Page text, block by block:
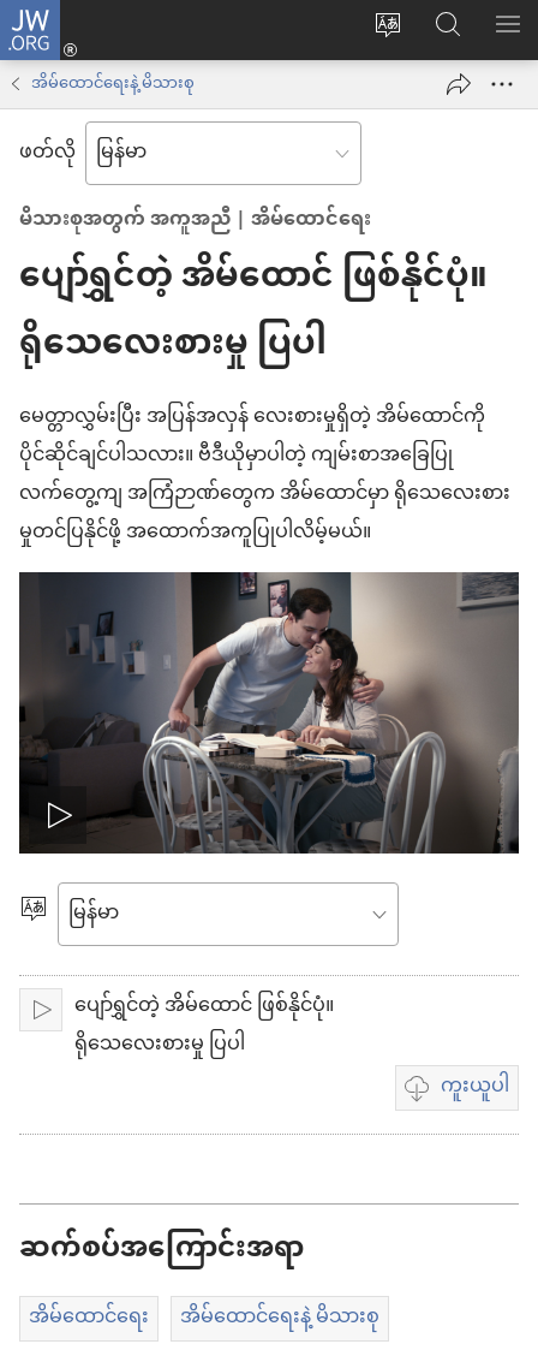
JW.ORG
ဝ
ကို
ပြောင်း
Log
in
အသစ်
ဖွ
င့်
နေ
ပါ
JW.ORG
ရှာ
အိမ်ထောင်ရေးနဲ့ မိသားစု
ဖတ်လို
မိသားစုအတွက် အကူအညီ | အိမ်ထောင်ရေး
ပျော်ရွှင်တဲ့ အိမ်ထောင် ဖြစ်နိုင်ပုံ။
ရိုသေလေးစားမှု ပြပါ
မေတ္တာလွှမ်းပြီး အပြန်အလှန် လေးစားမှုရှိတဲ့ အိမ်ထောင်ကို
ပိုင်ဆိုင်ချင်ပါသလား။ ဗီဒီယိုမှာပါတဲ့ ကျမ်းစာအခြေပြု
လက်တွေ့ကျ အကြံဉာဏ်တွေက အိမ်ထောင်မှာ ရိုသေလေးစား
မှုတင်ပြနိုင်ဖို့ အထောက်အကူပြုပါလိမ့်မယ်။
ဗီ
ဒီ
ယို
ဖွ
င့်
ဘာသာစကား
ရွေးချယ်
ပါ
ဖွင့် ပျော်ရွှင်တဲ့ အိမ်ထောင် ဖြစ်နိုင်ပုံ။
ရိုသေလေးစားမှု ပြပါ
ကူးယူပါ
ဗီဒီယို
ကူး
ဆက်စပ်အကြောင်းအရာ
အိမ်ထောင်ရေး အိမ်ထောင်ရေးနဲ့ မိသားစု